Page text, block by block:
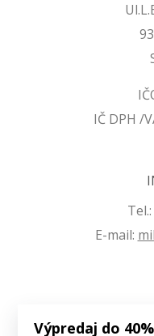
IČ DPH /
Tel.:
E-mail:
Výpredaj do 40%